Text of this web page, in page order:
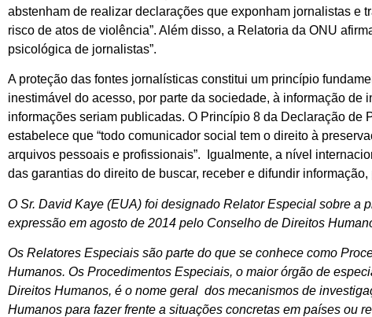
abstenham de realizar declarações que exponham jornalistas e
risco de atos de violência”. Além disso, a Relatoria da ONU
psicológica de jornalistas”.
A proteção das fontes jornalísticas constitui um princípio
inestimável do acesso, por parte da sociedade, à informação
informações seriam publicadas. O Princípio 8 da Declaração de
estabelece que “todo comunicador social tem o direito à
arquivos pessoais e profissionais”. Igualmente, a nível
das garantias do direito de buscar, receber e difundir
O Sr. David Kaye (EUA) foi designado Relator Especial sobre a
expressão em agosto de 2014 pelo Conselho de Direitos
Os Relatores Especiais são parte do que se conhece como
Humanos. Os Procedimentos Especiais, o maior órgão de
Direitos Humanos, é o nome geral dos mecanismos de
Humanos para fazer frente a situações concretas em países ou